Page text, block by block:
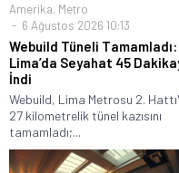
Amerika, Metro
6 Ağustos 2026 10:13
Webuild Tüneli Tamamladı:
Lima’da Seyahat 45
İndi
Webuild, Lima Metrosu 2.
27 kilometrelik tünel kazısını
tamamladı;...